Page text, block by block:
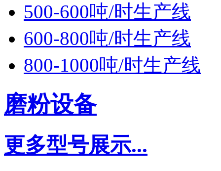
500-600吨/时生产线
600-800吨/时生产线
800-1000吨/时生产线
磨粉设备
更多型号展示...